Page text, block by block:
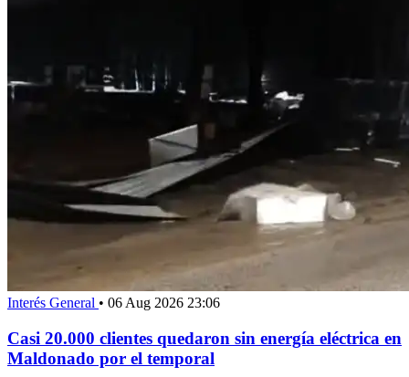
Interés General • 06 Aug 2026 23:06
Casi 20.000 clientes quedaron sin energía eléctrica en
Maldonado por el temporal